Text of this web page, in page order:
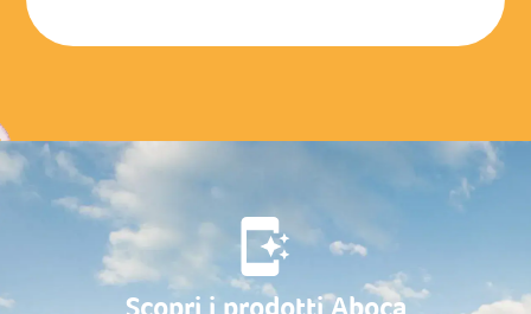
da
utenti